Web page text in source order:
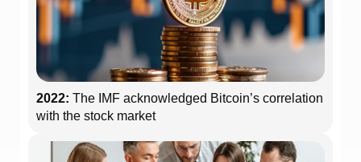
2022: The IMF acknowledged Bitcoin’s correlation
with the stock market